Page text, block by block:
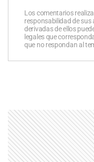
Los comentarios
responsabilidad de sus
derivadas de ellos
legales que
que no respondan al